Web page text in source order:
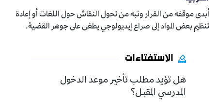
أبدى موقفه من القرار ونبه من تحول النقاش حول اللغات أو إعادة
تنظيم بعض المواد إلى صراع إيديولوجي يطغى على جوهر القضية.
الاستفتاءات
هل تؤيد مطلب تأخير موعد الدخول
المدرسي المقبل؟